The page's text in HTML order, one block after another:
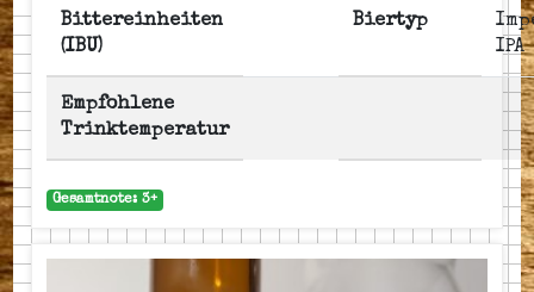
Bittereinheiten
(IBU)
Biertyp
IPA
Empfohlene
Trinktemperatur
Gesamtnote: 3+